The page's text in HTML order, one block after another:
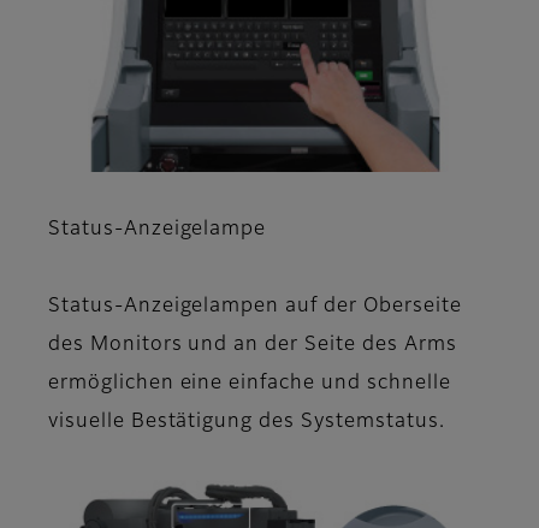
Status-Anzeigelampe
Status-Anzeigelampen auf der Oberseite
des Monitors und an der Seite des Arms
ermöglichen eine einfache und schnelle
visuelle Bestätigung des Systemstatus.